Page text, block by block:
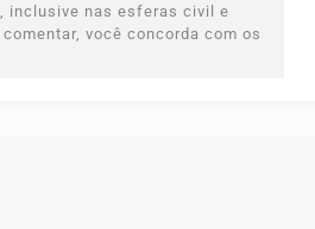
inclusive nas esferas civil e
você concorda com os